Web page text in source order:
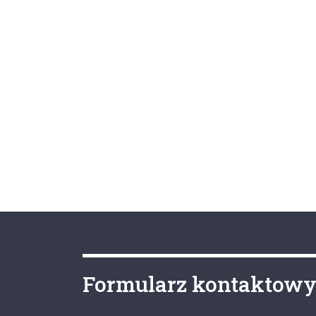
Formularz kontaktowy